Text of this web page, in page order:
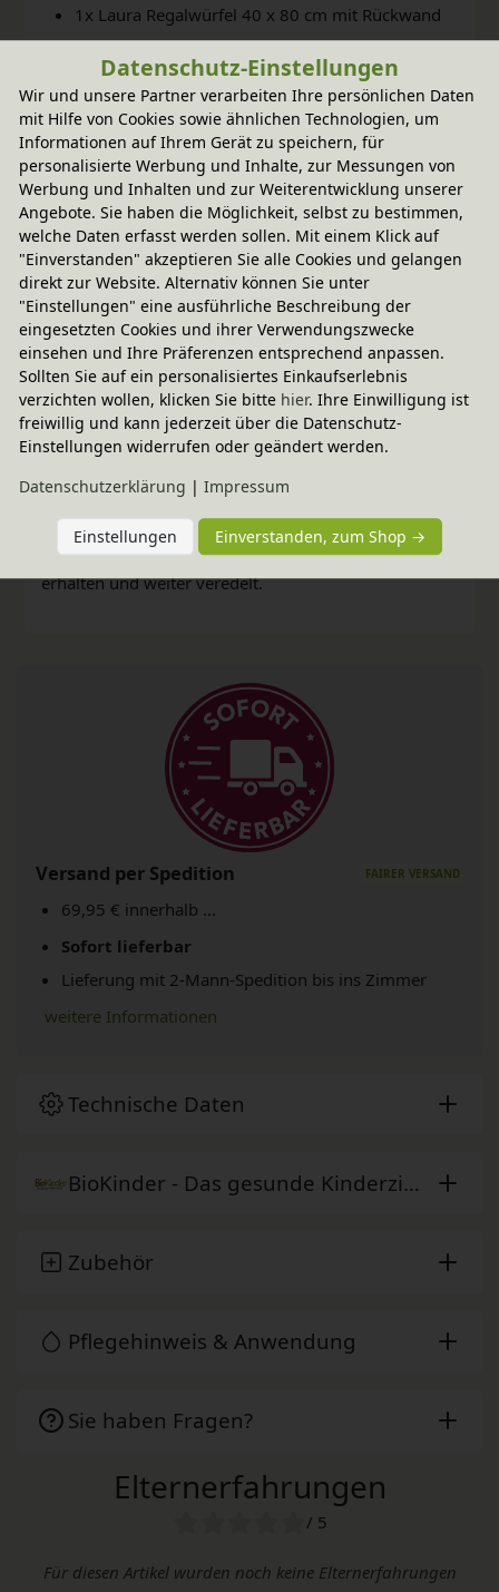
1x Laura Regalwürfel 40 x 80 cm mit Rückwand
3x Laura Regalwürfeln 40 x 40 cm mit Rückwand
1x Leiter für Wickeltisch (Maße: H 90 x B 40 x T
31 cm)
1x Wickelaufsatz (Maße: H 15 x B 84,5 x T 82,5
cm)
1x Verbindungsset Laura inkl. Anleitung
Außenmaße insgesamt: H 93 x B 115,5 x 82,5 cm
Entdecken Sie auch unsere anderen Laura Spar-Sets!
Massivholz aus nachhaltiger Forstwirtschaft.
BioKinder Möbel werden aus massivem Erlenholz
(natur) und Kiefernholz (weiß und bunt lasiert)
gefertigt. Die natürliche Beschaffenheit jedes
Möbelstücks wird durch bioola® nature Öl bzw.
bioola® colour Lasur aus natürlichen Erd- und
Mineralpigmenten und pflanzlichem Carnaubawachs
erhalten und weiter veredelt.
Versand per Spedition
69,95 € innerhalb ...
Sofort lieferbar
Lieferung mit 2-Mann-Spedition bis ins Zimmer
weitere Informationen
Technische Daten
BioKinder - Das gesunde Kinderzimmer
Zubehör
Pflegehinweis & Anwendung
Sie haben Fragen?
Elternerfahrungen
/ 5
Für diesen Artikel wurden noch keine Elternerfahrungen
Datenschutz-Einstellungen
Wir und unsere Partner verarbeiten Ihre persönlichen Daten
mit Hilfe von Cookies sowie ähnlichen Technologien, um
Informationen auf Ihrem Gerät zu speichern, für
personalisierte Werbung und Inhalte, zur Messungen von
Werbung und Inhalten und zur Weiterentwicklung unserer
Angebote. Sie haben die Möglichkeit, selbst zu bestimmen,
welche Daten erfasst werden sollen. Mit einem Klick auf
"Einverstanden" akzeptieren Sie alle Cookies und gelangen
direkt zur Website. Alternativ können Sie unter
"Einstellungen" eine ausführliche Beschreibung der
eingesetzten Cookies und ihrer Verwendungszwecke
einsehen und Ihre Präferenzen entsprechend anpassen.
Sollten Sie auf ein personalisiertes Einkaufserlebnis
verzichten wollen, klicken Sie bitte hier. Ihre Einwilligung ist
freiwillig und kann jederzeit über die Datenschutz-
Einstellungen widerrufen oder geändert werden.
Daten­schutz­erklärung | Impressum
Einstellungen Einverstanden, zum Shop →